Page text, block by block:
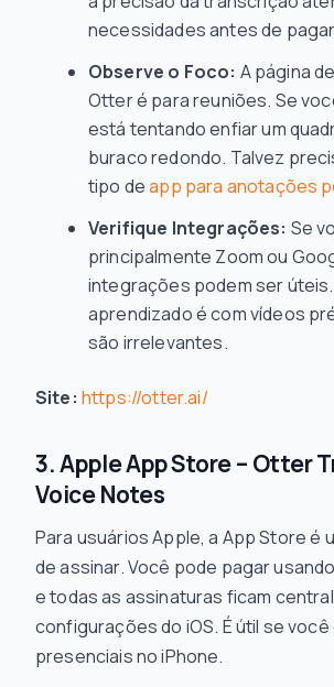
necessidades antes de
Observe o Foco: A página
Otter é para reuniões. Se
está tentando enfiar um
buraco redondo. Talvez
tipo deapp para anotações
Verifique Integrações: Se
principalmente Zoom ou
integrações podem ser
aprendizado é com vídeos
são irrelevantes.
Site: https://otter.ai/
3. Apple App Store – Otter
Voice Notes
Para usuários Apple, a App Store é
de assinar. Você pode pagar
e todas as assinaturas ficam
configurações do iOS. É útil se você
presenciais no iPhone.